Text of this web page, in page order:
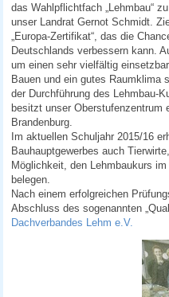
das Wahlpflichtfach „Lehmbau“
unser Landrat Gernot Schmidt.
„Europa-Zertifikat“, das die
Deutschlands verbessern kann.
um einen sehr vielfältig
Bauen und ein gutes
der Durchführung des Lehmbau-
besitzt unser Oberstufenzentrum
Brandenburg.
Im aktuellen Schuljahr 2015/16
Bauhauptgewerbes auch
Möglichkeit, den Lehmbaukurs
belegen.
Nach einem erfolgreichen
Abschluss des sogenannten
Dachverbandes Lehm e.V.